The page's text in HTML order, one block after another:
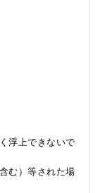
浮上できないで
む）等された場